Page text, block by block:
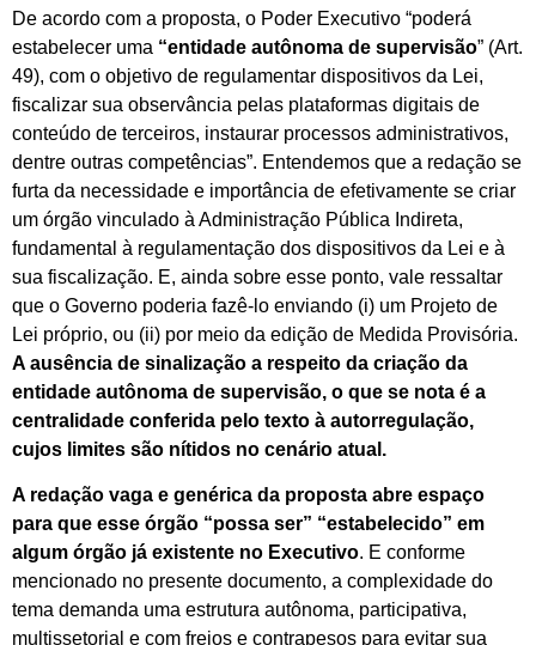
De acordo com a proposta, o Poder Executivo “poderá
estabelecer uma “entidade autônoma de supervisão” (Art.
49), com o objetivo de regulamentar dispositivos da Lei,
fiscalizar sua observância pelas plataformas digitais de
conteúdo de terceiros, instaurar processos administrativos,
dentre outras competências”. Entendemos que a redação se
furta da necessidade e importância de efetivamente se criar
um órgão vinculado à Administração Pública Indireta,
fundamental à regulamentação dos dispositivos da Lei e à
sua fiscalização. E, ainda sobre esse ponto, vale ressaltar
que o Governo poderia fazê-lo enviando (i) um Projeto de
Lei próprio, ou (ii) por meio da edição de Medida Provisória.
A ausência de sinalização a respeito da criação da
entidade autônoma de supervisão, o que se nota é a
centralidade conferida pelo texto à autorregulação,
cujos limites são nítidos no cenário atual.
A redação vaga e genérica da proposta abre espaço
para que esse órgão “possa ser” “estabelecido” em
algum órgão já existente no Executivo. E conforme
mencionado no presente documento, a complexidade do
tema demanda uma estrutura autônoma, participativa,
multissetorial e com freios e contrapesos para evitar sua